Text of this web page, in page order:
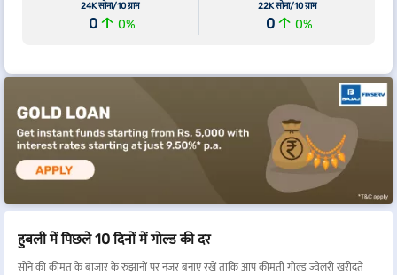
24K सोना/10 ग्राम
0 0%
22K सोना/10 ग्राम
0 0%
हुबली में पिछले 10 दिनों में गोल्ड की दर
सोने की कीमत के बाज़ार के रुझानों पर नज़र बनाए रखें ताकि आप कीमती गोल्ड ज्वेलरी खरीदते